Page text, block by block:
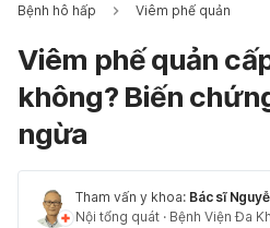
Bệnh hô hấp Viêm phế quản
Viêm phế quản
không? Biến
ngừa
Tham vấn y khoa: Bác sĩ
Nội tổng quát · Bệnh Viện Đa